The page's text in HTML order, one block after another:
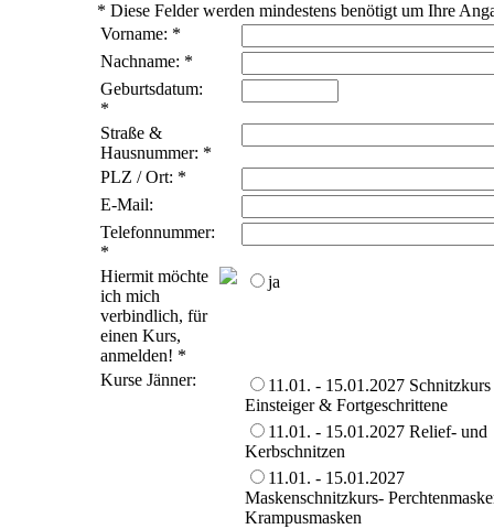
* Diese Felder werden mindestens benötigt um Ihre
Vorname: *
Nachname: *
Geburtsdatum:
*
Straße &
Hausnummer: *
PLZ / Ort: *
E-Mail:
Telefonnummer:
*
Hiermit möchte
ich mich
verbindlich, für
einen Kurs,
anmelden! *
ja
Kurse Jänner:
11.01. - 15.01.2027
Einsteiger & Fortgeschrittene
11.01. - 15.01.2027 Relief- und
Kerbschnitzen
11.01. - 15.01.2027
Maskenschnitzkurs-
Krampusmasken